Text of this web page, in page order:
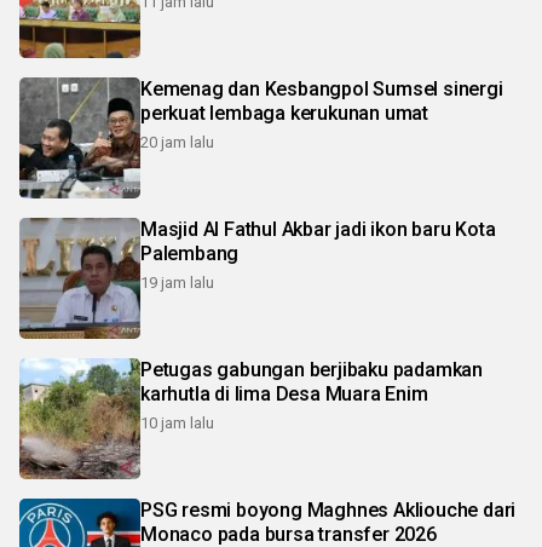
Kemenag dan Kesbangpol Sumsel sinergi
perkuat lembaga kerukunan umat
20 jam lalu
Masjid Al Fathul Akbar jadi ikon baru Kota
Palembang
19 jam lalu
Petugas gabungan berjibaku padamkan
karhutla di lima Desa Muara Enim
10 jam lalu
PSG resmi boyong Maghnes Akliouche dari
Monaco pada bursa transfer 2026